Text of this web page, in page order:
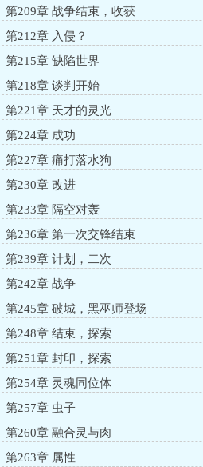
第209章 战争结束，收获
第212章 入侵？
第215章 缺陷世界
第218章 谈判开始
第221章 天才的灵光
第224章 成功
第227章 痛打落水狗
第230章 改进
第233章 隔空对轰
第236章 第一次交锋结束
第239章 计划，二次
第242章 战争
第245章 破城，黑巫师登场
第248章 结束，探索
第251章 封印，探索
第254章 灵魂同位体
第257章 虫子
第260章 融合灵与肉
第263章 属性